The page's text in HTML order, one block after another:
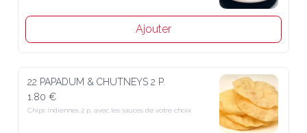
Ajouter
22 PAPADUM & CHUTNEYS 2 P.
1.80 €
Chips indiennes 2 p. avec les sauces de votre choix